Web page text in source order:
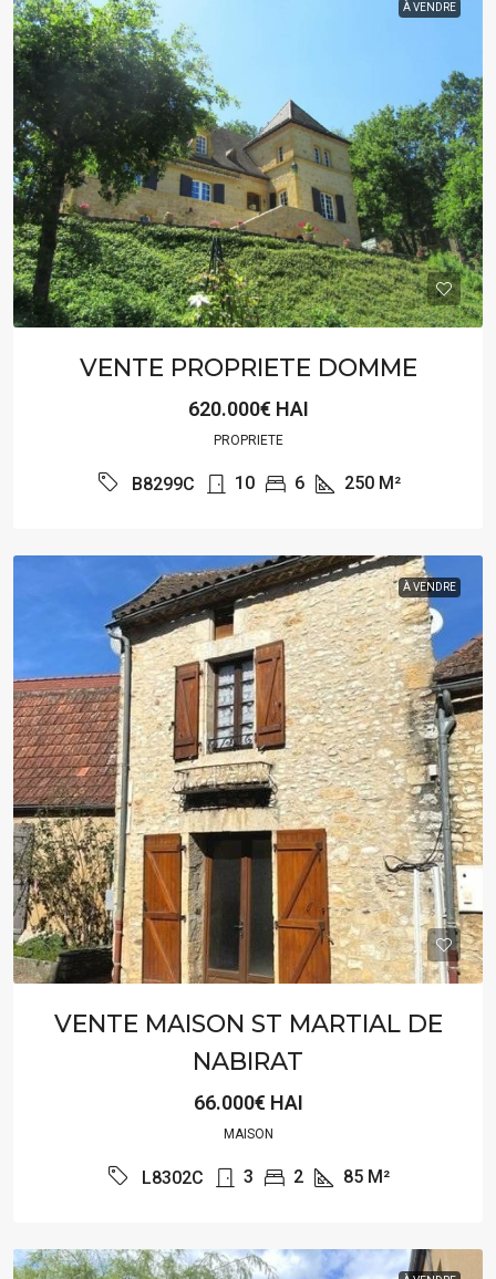
À VENDRE
VENTE PROPRIETE DOMME
620.000€ HAI
PROPRIETE
B8299C 10 6 250 M²
À VENDRE
VENTE MAISON ST MARTIAL DE
NABIRAT
66.000€ HAI
MAISON
L8302C 3 2 85 M²